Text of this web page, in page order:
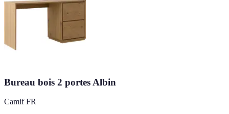
Bureau bois 2 portes Albin
Camif FR